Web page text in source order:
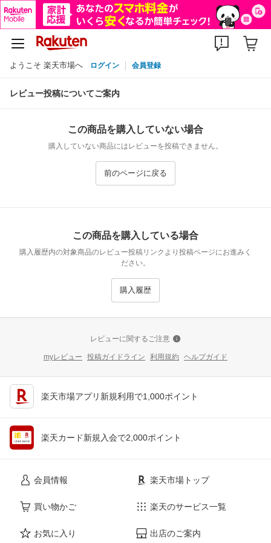
ようこそ 楽天市場へ ログイン 会員登録
レビュー投稿についてご案内
この商品を購入していない場合
購入していない商品にはレビューを投稿できません。
前のページに戻る
この商品を購入している場合
購入履歴内の対象商品のレビュー投稿リンクより投稿ページにお進みく
ださい。
購入履歴
レビューに関するご注意
myレビュー 投稿ガイドライン 利用規約 ヘルプガイド
楽天市場アプリ新規利用で1,000ポイント
楽天カード新規入会で2,000ポイント
会員情報
買い物かご
お気に入り
楽天市場トップ
楽天のサービス一覧
出店のご案内